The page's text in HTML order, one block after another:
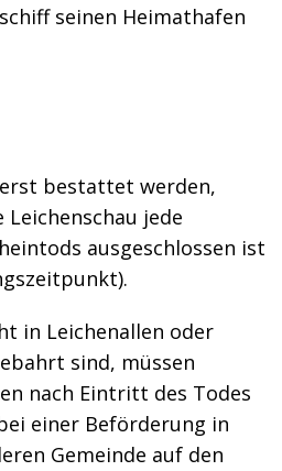
seinen Heimathafen
bestattet werden,
jede
ausgeschlossen ist
in Leichenallen oder
sind, müssen
nach Eintritt des Todes
einer Beförderung in
Gemeinde auf den